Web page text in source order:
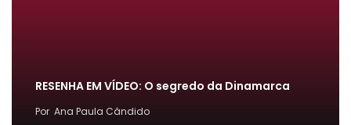
RESENHA EM VÍDEO: O segredo da Dinamarca
Por Ana Paula Cândido